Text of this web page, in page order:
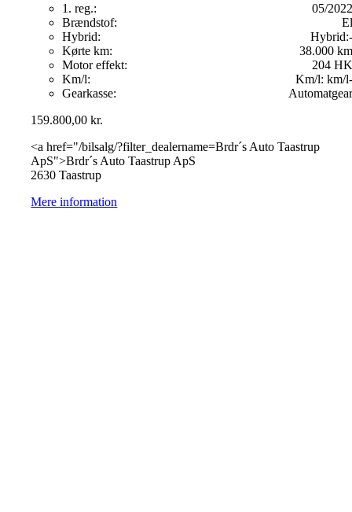
1. reg.:
05/2022
Brændstof:
El
Hybrid:
Hybrid:-
Kørte km:
38.000 km
Motor effekt:
204 HK
Km/l:
Km/l: -
km/l
Gearkasse:
Automatgear
159.800,00kr.
<a href="/bilsalg/?filter_dealername=Brdr´s Auto Taastrup
ApS">Brdr´s Auto Taastrup ApS
2630 Taastrup
Mere information